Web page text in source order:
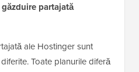
partajată
ale Hostinger sunt
Toate planurile diferă